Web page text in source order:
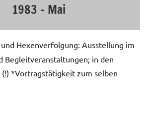
1983 – Mai
und Hexenverfolgung: Ausstellung im
Begleitveranstaltungen; in den
*Vortragstätigkeit zum selben